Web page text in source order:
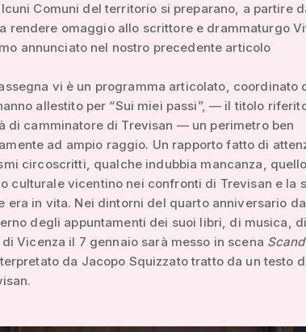
Comuni del territorio si preparano, a partire
rendere omaggio allo scrittore e drammaturgo
annunciato nel nostro precedente articolo
vi è un programma articolato, coordinato
allestito per “Sui miei passi”, — il titolo
di camminatore di Trevisan — un perimetro ben
ad ampio raggio. Un rapporto fatto di
circoscritti, qualche indubbia mancanza, quello
culturale vicentino nei confronti di Trevisan e la
era in vita. Nei dintorni del quarto anniversario
degli appuntamenti dei suoi libri, di musica, di
Vicenza il 7 gennaio sarà messo in scena
da Jacopo Squizzato tratto da un testo